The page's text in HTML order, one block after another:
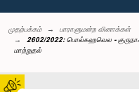
முதற்பக்கம்
பாராளுமன்ற வினாக்கள்
2602/2022: பொல்கஹவெல -
மாற்றுதல்